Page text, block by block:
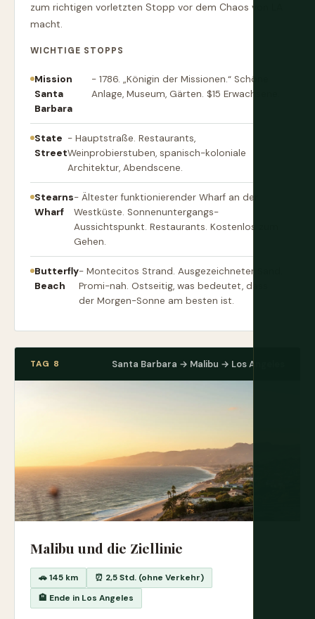
zum richtigen vorletzten Stopp vor dem Chaos von LA
macht.
WICHTIGE STOPPS
Mission
Santa
Barbara
- 1786. „Königin der Missionen.“ Schöne
Anlage, Museum, Gärten. $15 Erwachsene.
State
Street
- Hauptstraße. Restaurants,
Weinprobierstuben, spanisch-koloniale
Architektur, Abendscene.
Stearns
Wharf
- Ältester funktionierender Wharf an der
Westküste. Sonnenuntergangs-
Aussichtspunkt. Restaurants. Kostenlos zum
Gehen.
Butterfly
Beach
- Montecitos Strand. Ausgezeichneter Sand.
Promi-nah. Ostseitig, was bedeutet, dass
der Morgen-Sonne am besten ist.
TAG 8 Santa Barbara → Malibu → Los Angeles
Malibu und die Ziellinie
🚗 145 km
⏰ 2,5 Std. (ohne Verkehr)
🏨 Ende in Los Angeles